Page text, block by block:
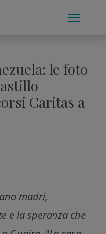
le foto
Caritas a
madri,
e la speranza che